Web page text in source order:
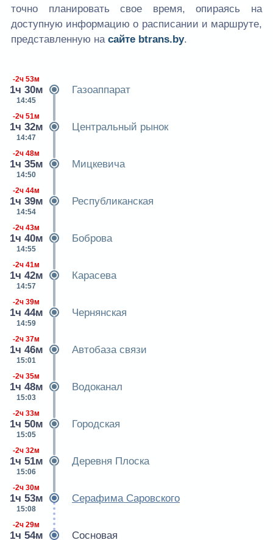
точно планировать свое время, опираясь на
доступную информацию о расписании и маршруте,
представленную на сайте btrans.by.
-2ч 53м
1ч 30м
14:45
Газоаппарат
-2ч 51м
1ч 32м
14:47
Центральный рынок
-2ч 48м
1ч 35м
14:50
Мицкевича
-2ч 44м
1ч 39м
14:54
Республиканская
-2ч 43м
1ч 40м
14:55
Боброва
-2ч 41м
1ч 42м
14:57
Карасева
-2ч 39м
1ч 44м
14:59
Чернянская
-2ч 37м
1ч 46м
15:01
Автобаза связи
-2ч 35м
1ч 48м
15:03
Водоканал
-2ч 33м
1ч 50м
15:05
Городская
-2ч 32м
1ч 51м
15:06
Деревня Плоска
-2ч 30м
1ч 53м
15:08
Серафима Саровского
-2ч 29м
1ч 54м Сосновая